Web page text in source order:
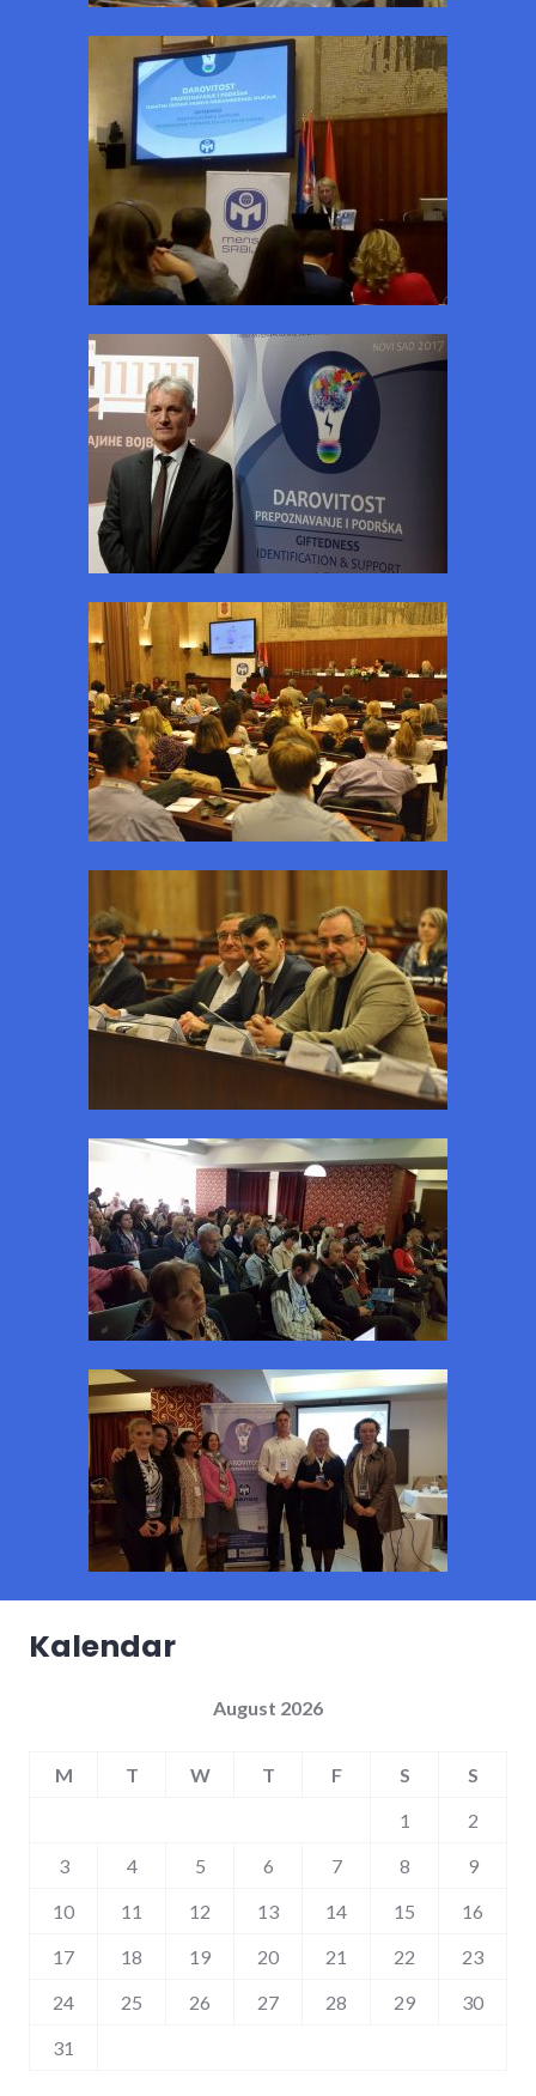
Kalendar
August 2026
M T W T F S
S
1
2
3
4 5 6 7 8
9
10
11 12 13 14 15
16
17
18 19 20 21 22
23
24
25 26 27 28 29
30
31